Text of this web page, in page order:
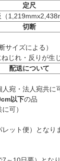
定尺
切断
イズによる）
じれ・反りが生
配送について
宛・法人宛共に
以下の品
可）
ット便）となり